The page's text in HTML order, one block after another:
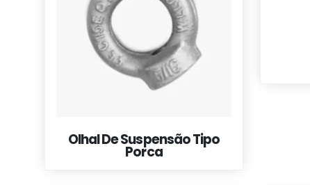
Olhal De Suspensão Tipo
Porca